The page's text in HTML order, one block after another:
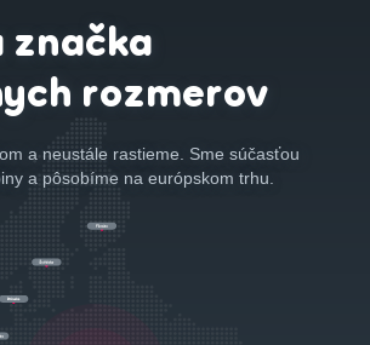
značka
rozmerov
a neustále rastieme. Sme súčasťou
a pôsobíme na európskom trhu.